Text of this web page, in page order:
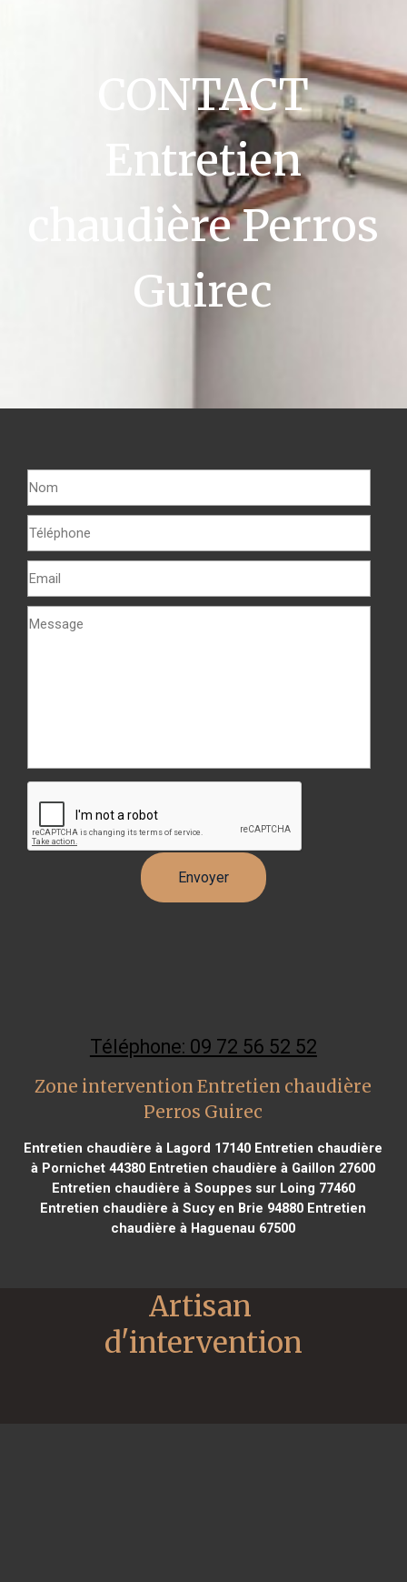
CONTACT
Entretien
chaudière Perros
Guirec
Téléphone: 09 72 56 52 52
Zone intervention Entretien chaudière
Perros Guirec
Entretien chaudière à Lagord 17140 Entretien chaudière
à Pornichet 44380 Entretien chaudière à Gaillon 27600
Entretien chaudière à Souppes sur Loing 77460
Entretien chaudière à Sucy en Brie 94880 Entretien
chaudière à Haguenau 67500
Artisan
d'intervention